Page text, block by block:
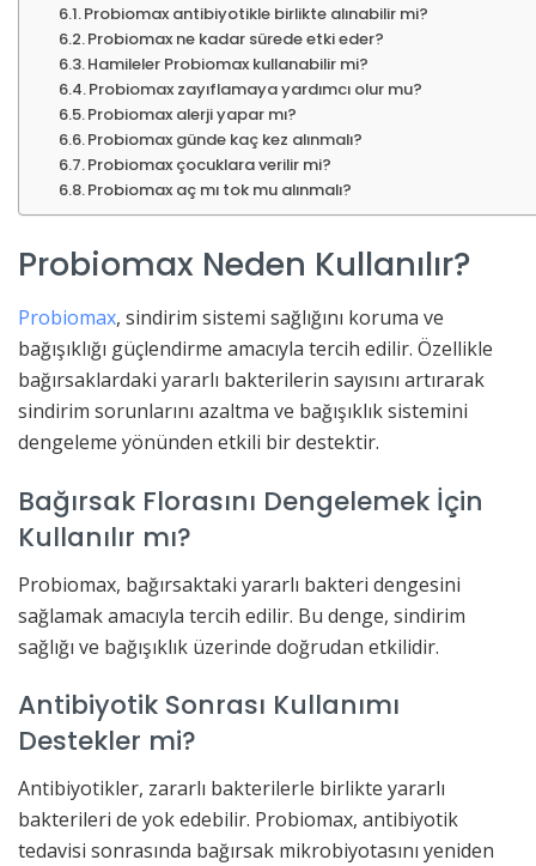
Probiomax antibiyotikle birlikte alınabilir mi?
Probiomax ne kadar sürede etki eder?
Hamileler Probiomax kullanabilir mi?
Probiomax zayıflamaya yardımcı olur mu?
Probiomax alerji yapar mı?
Probiomax günde kaç kez alınmalı?
Probiomax çocuklara verilir mi?
Probiomax aç mı tok mu alınmalı?
Probiomax Neden Kullanılır?
Probiomax, sindirim sistemi sağlığını koruma ve
bağışıklığı güçlendirme amacıyla tercih edilir. Özellikle
bağırsaklardaki yararlı bakterilerin sayısını artırarak
sindirim sorunlarını azaltma ve bağışıklık sistemini
dengeleme yönünden etkili bir destektir.
Bağırsak Florasını Dengelemek İçin
Kullanılır mı?
Probiomax, bağırsaktaki yararlı bakteri dengesini
sağlamak amacıyla tercih edilir. Bu denge, sindirim
sağlığı ve bağışıklık üzerinde doğrudan etkilidir.
Antibiyotik Sonrası Kullanımı
Destekler mi?
Antibiyotikler, zararlı bakterilerle birlikte yararlı
bakterileri de yok edebilir. Probiomax, antibiyotik
tedavisi sonrasında bağırsak mikrobiyotasını yeniden